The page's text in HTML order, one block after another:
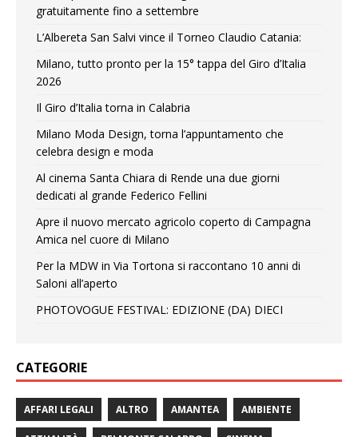
gratuitamente fino a settembre
L’Albereta San Salvi vince il Torneo Claudio Catania:
Milano, tutto pronto per la 15° tappa del Giro d’Italia
2026
Il Giro d’Italia torna in Calabria
Milano Moda Design, torna l’appuntamento che
celebra design e moda
Al cinema Santa Chiara di Rende una due giorni
dedicati al grande Federico Fellini
Apre il nuovo mercato agricolo coperto di Campagna
Amica nel cuore di Milano
Per la MDW in Via Tortona si raccontano 10 anni di
Saloni all’aperto
PHOTOVOGUE FESTIVAL: EDIZIONE (DA) DIECI
CATEGORIE
AFFARI LEGALI ALTRO AMANTEA AMBIENTE